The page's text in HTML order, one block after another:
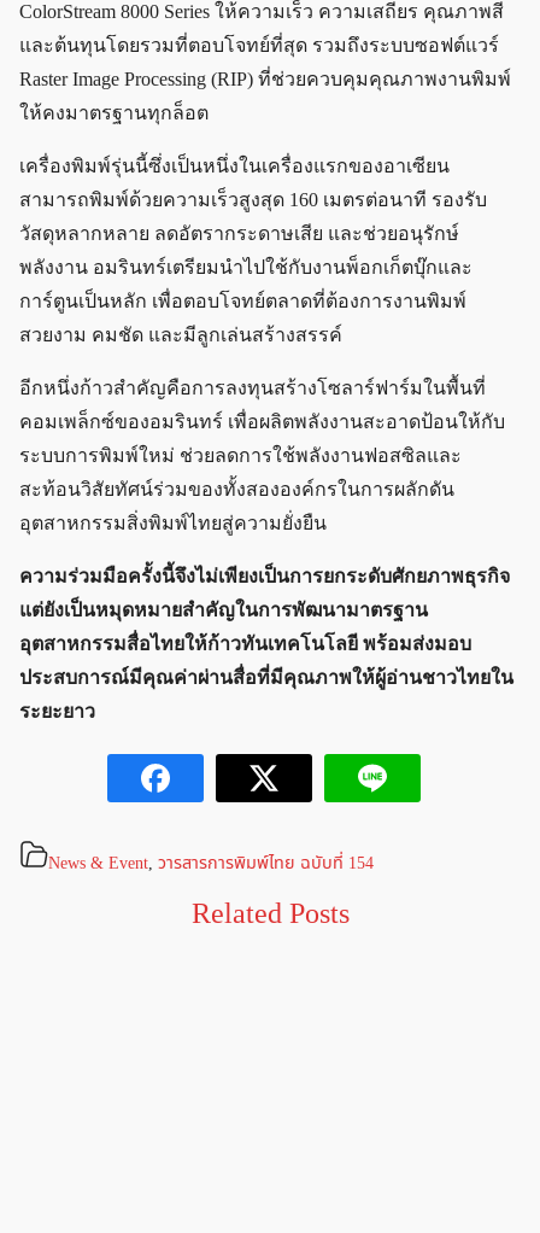
ColorStream 8000 Series ให้ความเร็ว ความเสถียร คุณภาพสี
และต้นทุนโดยรวมที่ตอบโจทย์ที่สุด รวมถึงระบบซอฟต์แวร์
Raster Image Processing (RIP) ที่ช่วยควบคุมคุณภาพงานพิมพ์
ให้คงมาตรฐานทุกล็อต
เครื่องพิมพ์รุ่นนี้ซึ่งเป็นหนึ่งในเครื่องแรกของอาเซียน
สามารถพิมพ์ด้วยความเร็วสูงสุด 160 เมตรต่อนาที รองรับ
วัสดุหลากหลาย ลดอัตรากระดาษเสีย และช่วยอนุรักษ์
พลังงาน อมรินทร์เตรียมนำไปใช้กับงานพ็อกเก็ตบุ๊กและ
การ์ตูนเป็นหลัก เพื่อตอบโจทย์ตลาดที่ต้องการงานพิมพ์
สวยงาม คมชัด และมีลูกเล่นสร้างสรรค์
อีกหนึ่งก้าวสำคัญคือการลงทุนสร้างโซลาร์ฟาร์มในพื้นที่
คอมเพล็กซ์ของอมรินทร์ เพื่อผลิตพลังงานสะอาดป้อนให้กับ
ระบบการพิมพ์ใหม่ ช่วยลดการใช้พลังงานฟอสซิลและ
สะท้อนวิสัยทัศน์ร่วมของทั้งสององค์กรในการผลักดัน
อุตสาหกรรมสิ่งพิมพ์ไทยสู่ความยั่งยืน
ความร่วมมือครั้งนี้จึงไม่เพียงเป็นการยกระดับศักยภาพธุรกิจ
แต่ยังเป็นหมุดหมายสำคัญในการพัฒนามาตรฐาน
อุตสาหกรรมสื่อไทยให้ก้าวทันเทคโนโลยี พร้อมส่งมอบ
ประสบการณ์มีคุณค่าผ่านสื่อที่มีคุณภาพให้ผู้อ่านชาวไทยใน
ระยะยาว
News & Event, วารสารการพิมพ์ไทย ฉบับที่ 154
Related Posts